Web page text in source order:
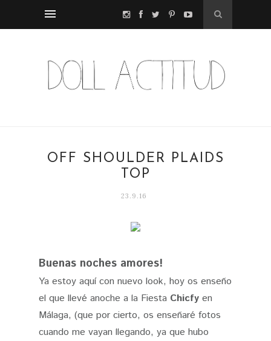
OFF SHOULDER PLAIDS
TOP
23.9.16
Buenas noches amores!
Ya estoy aquí con nuevo look, hoy os enseño
el que llevé anoche a la Fiesta Chicfy en
Málaga, (que por cierto, os enseñaré fotos
cuando me vayan llegando, ya que hubo